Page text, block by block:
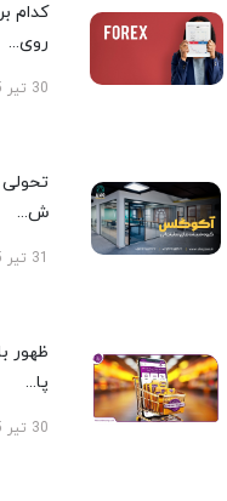
کدام
روی...
30 تیر 1405
تحولی
ش...
ظهور
پا...
30 تیر 1405